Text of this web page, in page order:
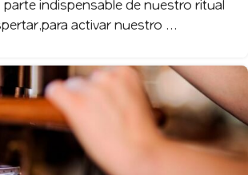
parte indispensable de nuestro ritual
activar nuestro ...